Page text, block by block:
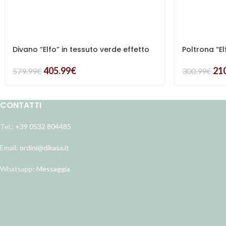
Divano “Elfo” in tessuto verde effetto
579.99€405.99€
Poltrona
300.99€
CONTATTI
Tel.: +39 0532 804485
Email: ordini@dikasa.it
Whatsapp: Messaggia